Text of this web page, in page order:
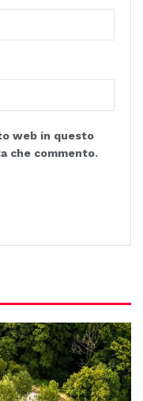
web in questo
che commento.